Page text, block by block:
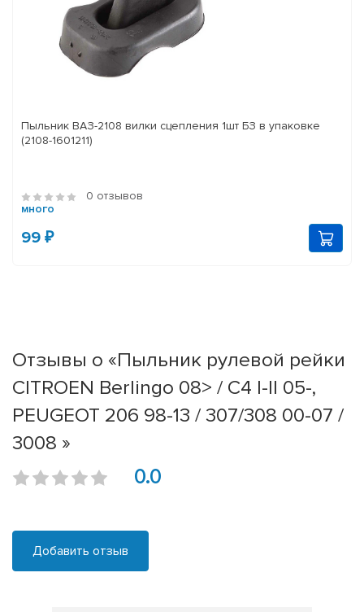
Пыльник ВАЗ-2108 вилки сцепления 1шт БЗ в упаковке
(2108-1601211)
0 отзывов
много
99 ₽
Отзывы о «Пыльник рулевой рейки
CITROEN Berlingo 08> / C4 I-II 05-,
PEUGEOT 206 98-13 / 307/308 00-07 /
3008 »
0.0
Добавить отзыв